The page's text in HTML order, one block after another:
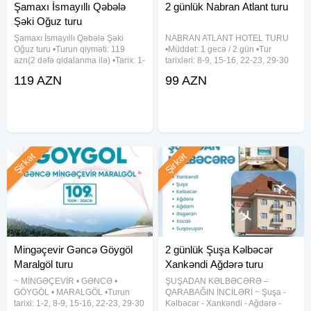
Şamaxı İsmayıllı Qəbələ
Şəki Oğuz turu
Şamaxı İsmayıllı Qəbələ Şəki
Oğuz turu •Turun qiyməti: 119
azn(2 dəfə qidalanma ilə) •Tarix: 1-
✓Qiymətə daxildir: • Komfortlu
119 AZN
2 günlük Nabran Atlant turu
NABRAN ATLANT HOTEL TURU
•Müddət: 1 gecə / 2 gün •Tur
tarixləri: 8-9, 15-16, 22-23, 29-30
99 azn - Səhər yeməyi ilə: 110 azn
99 AZN
Mingəçevir Gəncə Göygöl
Maralgöl turu
~ MİNGƏÇEVİR • GƏNCƏ •
GÖYGÖL • MARALGÖL •Turun
tarixi: 1-2, 8-9, 15-16, 22-23, 29-30
Şirkət
2 günlük Şuşa Kəlbəcər
Xankəndi Ağdərə turu
ŞUŞADAN KƏLBƏCƏRƏ –
QARABAĞIN İNCİLƏRİ ~ Şuşa -
Kəlbəcər - Xankəndi - Ağdərə -
Şirkət